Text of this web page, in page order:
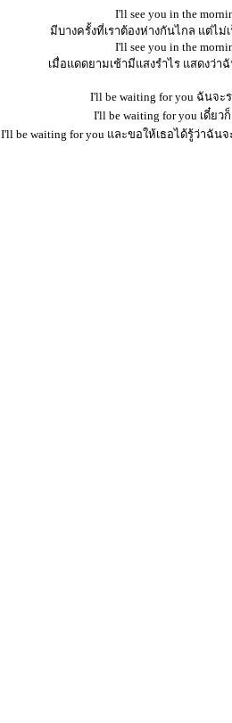
I'll see you in the
มีบางครั้งที่เราต้องห่างกันไกล แต่ไม่
I'll see you in the
เมื่อแดดยามเช้ามีแสงรำไร แสดงว่า
I'll be waiting for you ฉันจะ
I'll be waiting for you เดี๋ยว
I'll be waiting for you และขอให้เธอได้รู้ว่าฉัน